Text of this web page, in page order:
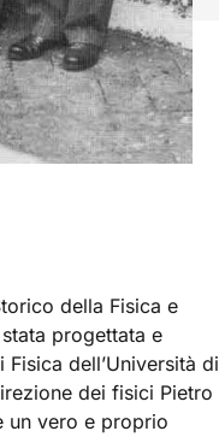
della Fisica e
progettata e
dell’Università di
dei fisici Pietro
un vero e proprio